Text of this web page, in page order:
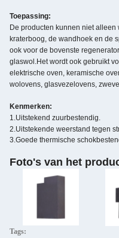
Toepassing:
De producten kunnen niet
kraterboog, de wandhoek en de
ook voor de bovenste
glaswol.Het wordt ook gebruikt
elektrische oven, keramische
wolovens, glasvezelovens,
Kenmerken:
1.Uitstekend zuurbestendig.
2.Uitstekende weerstand tegen
3.Goede thermische
Foto's van het
Tags: